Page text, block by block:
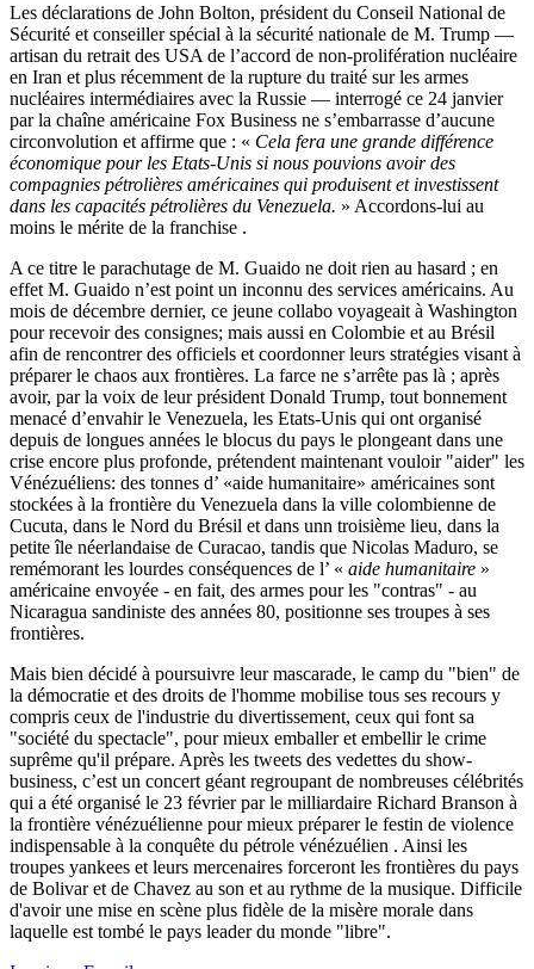
Les déclarations de John Bolton, président du Conseil National de
Sécurité et conseiller spécial à la sécurité nationale de M. Trump —
artisan du retrait des USA de l’accord de non-prolifération nucléaire
en Iran et plus récemment de la rupture du traité sur les armes
nucléaires intermédiaires avec la Russie — interrogé ce 24 janvier
par la chaîne américaine Fox Business ne s’embarrasse d’aucune
circonvolution et affirme que : « Cela fera une grande différence
économique pour les Etats-Unis si nous pouvions avoir des
compagnies pétrolières américaines qui produisent et investissent
dans les capacités pétrolières du Venezuela. » Accordons-lui au
moins le mérite de la franchise .
A ce titre le parachutage de M. Guaido ne doit rien au hasard ; en
effet M. Guaido n’est point un inconnu des services américains. Au
mois de décembre dernier, ce jeune collabo voyageait à Washington
pour recevoir des consignes; mais aussi en Colombie et au Brésil
afin de rencontrer des officiels et coordonner leurs stratégies visant à
préparer le chaos aux frontières. La farce ne s’arrête pas là ; après
avoir, par la voix de leur président Donald Trump, tout bonnement
menacé d’envahir le Venezuela, les Etats-Unis qui ont organisé
depuis de longues années le blocus du pays le plongeant dans une
crise encore plus profonde, prétendent maintenant vouloir "aider" les
Vénézuéliens: des tonnes d’ «aide humanitaire» américaines sont
stockées à la frontière du Venezuela dans la ville colombienne de
Cucuta, dans le Nord du Brésil et dans unn troisième lieu, dans la
petite île néerlandaise de Curacao, tandis que Nicolas Maduro, se
remémorant les lourdes conséquences de l’ « aide humanitaire »
américaine envoyée - en fait, des armes pour les "contras" - au
Nicaragua sandiniste des années 80, positionne ses troupes à ses
frontières.
Mais bien décidé à poursuivre leur mascarade, le camp du "bien" de
la démocratie et des droits de l'homme mobilise tous ses recours y
compris ceux de l'industrie du divertissement, ceux qui font sa
"société du spectacle", pour mieux emballer et embellir le crime
suprême qu'il prépare. Après les tweets des vedettes du show-
business, c’est un concert géant regroupant de nombreuses célébrités
qui a été organisé le 23 février par le milliardaire Richard Branson à
la frontière vénézuélienne pour mieux préparer le festin de violence
indispensable à la conquête du pétrole vénézuélien . Ainsi les
troupes yankees et leurs mercenaires forceront les frontières du pays
de Bolivar et de Chavez au son et au rythme de la musique. Difficile
d'avoir une mise en scène plus fidèle de la misère morale dans
laquelle est tombé le pays leader du monde "libre".